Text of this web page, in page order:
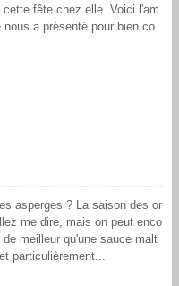
fête chez elle. Voici l'am
nous a présenté pour bien co
asperges ? La saison des or
me dire, mais on peut enco
meilleur qu'une sauce malt
particulièrement...